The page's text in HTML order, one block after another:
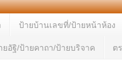
ป้ายบ้านเลขที่/ป้ายหน้าห้อง
ยอัฐิ/ป้ายคาถา/ป้ายบริจาค ต